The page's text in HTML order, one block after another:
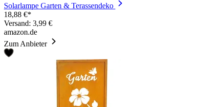
Solarlampe Garten & Terassendeko
18,88 €*
Versand: 3,99 €
amazon.de
Zum Anbieter